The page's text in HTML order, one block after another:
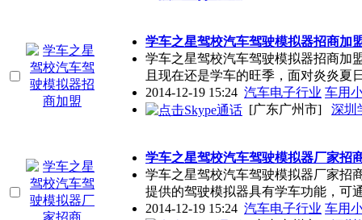
学车之星驾校汽车驾驶模拟器招商加
学车之星驾校汽车驾驶模拟器招商加
且现在还是学车的旺季，面对炎炎夏
2014-12-19 15:24 汽车电子行业 车用
[广东广州市]
深圳
学车之星驾校汽车驾驶模拟器厂家招
学车之星驾校汽车驾驶模拟器厂家招
提供的驾驶模拟器具有学车功能，可
2014-12-19 15:24 汽车电子行业 车用